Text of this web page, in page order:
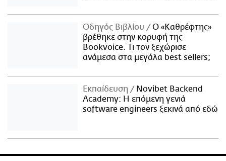
Οδηγός Βιβλίου
Ο «Καθρέφτης»
βρέθηκε στην κορυφή της
Bookvoice. Τι τον ξεχώρισε
ανάμεσα στα μεγάλα best sellers;
Εκπαίδευση
Novibet Backend
Academy: Η επόμενη γενιά
software engineers ξεκινά από εδώ